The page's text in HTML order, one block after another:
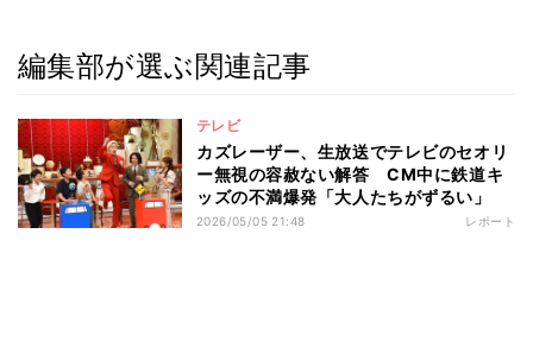
編集部が選ぶ関連記事
テレビ
カズレーザー、生放送でテレビのセオリ
ー無視の容赦ない解答 CM中に鉄道キ
ッズの不満爆発「大人たちがずるい」
2026/05/05 21:48 レポート